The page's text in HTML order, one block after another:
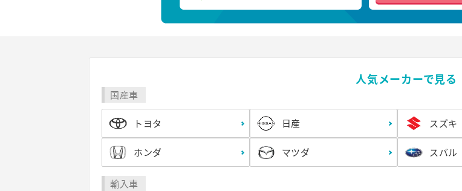
人気メーカーで見る
国産車
トヨタ 日産 スズキ
ホンダ マツダ スバル
輸入車